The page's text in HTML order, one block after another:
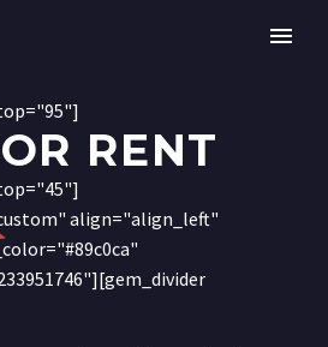
RENT
align="align_left"